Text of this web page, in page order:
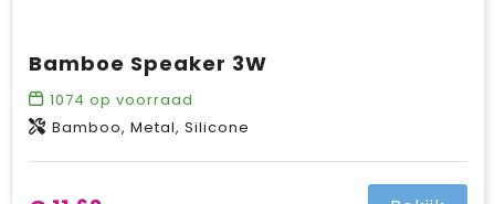
Bamboe Speaker 3W
1074 op voorraad
Bamboo, Metal, Silicone